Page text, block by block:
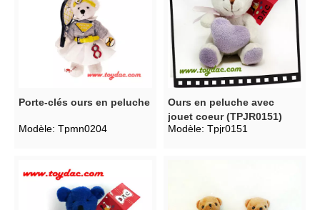
Porte-clés ours en peluche
Modèle: Tpmn0204
Ours en peluche avec
jouet coeur (TPJR0151)
Modèle: Tpjr0151